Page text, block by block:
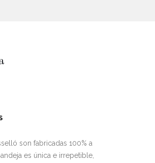
son fabricadas 100% a
es única e irrepetible,